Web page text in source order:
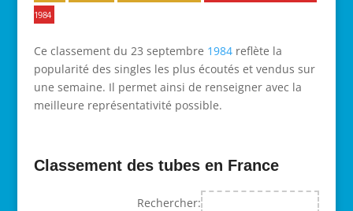
1984
Ce classement du 23 septembre 1984reflète la
popularité des singles les plus écoutés et vendus sur
une semaine. Il permet ainsi de renseigner avec la
meilleure représentativité possible.
Classement des tubes en France
Rechercher: